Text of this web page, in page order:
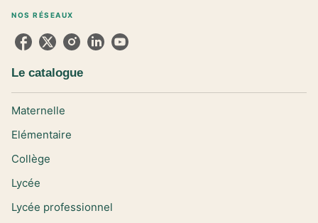
NOS RÉSEAUX
Le catalogue
Maternelle
Elémentaire
Collège
Lycée
Lycée professionnel